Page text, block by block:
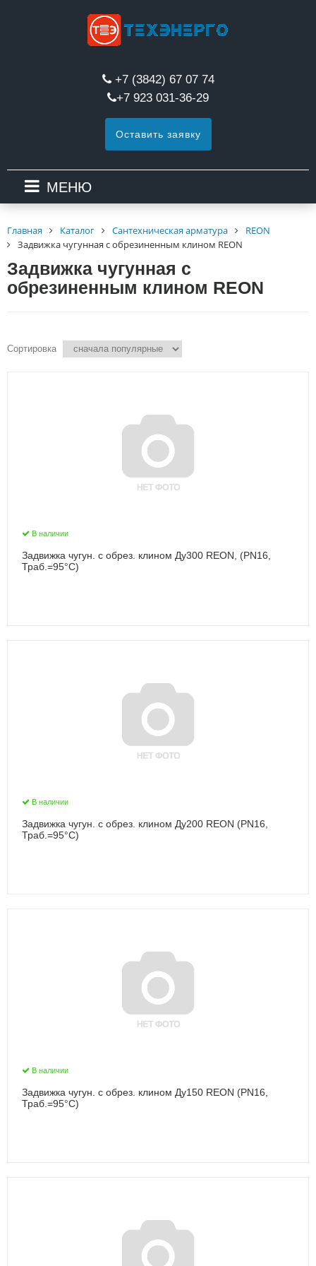
+7 (3842) 67 07 74
+7 923 031-36-29
Оставить заявку
МЕНЮ
Главная Каталог Сантехническая арматура
REON
Задвижка чугунная с обрезиненным клином REON
Задвижка чугунная с
обрезиненным клином REON
Сортировка
В наличии
Задвижка чугун. с обрез. клином Ду300 REON, (PN16,
Траб.=95°С)
В наличии
Задвижка чугун. с обрез. клином Ду200 REON (PN16,
Траб.=95°С)
В наличии
Задвижка чугун. с обрез. клином Ду150 REON (PN16,
Траб.=95°С)